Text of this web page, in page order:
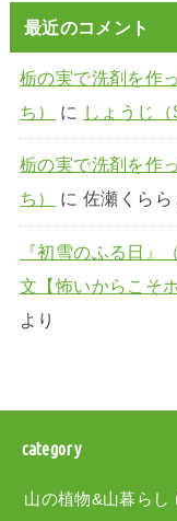
最近のコメント
栃の実で洗剤を作
ち）
に しょうじ（
栃の実で洗剤を作
ち）
に 佐瀬くらら
『初雪のふる日』
文【怖いからこそ
より
category
山の植物&山暮らし